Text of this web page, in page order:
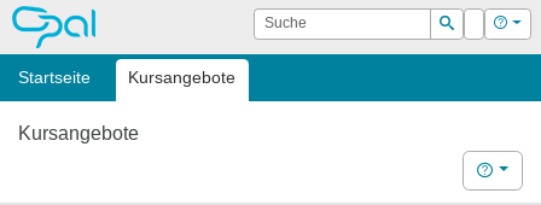
OPAL Suche
Suchen
Login Hilfe
Startseite Kursangebote
Kursangebote
Hilfe